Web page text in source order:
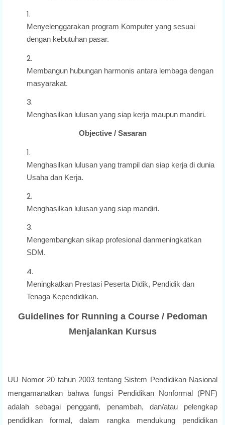
Menyelenggarakan program Komputer yang sesuai
dengan kebutuhan pasar.
Membangun hubungan harmonis antara lembaga dengan
masyarakat.
Menghasilkan lulusan yang siap kerja maupun mandiri.
Objective / Sasaran
Menghasilkan lulusan yang trampil dan siap kerja di dunia
Usaha dan Kerja.
Menghasilkan lulusan yang siap mandiri.
Mengembangkan sikap profesional danmeningkatkan
SDM.
Meningkatkan Prestasi Peserta Didik, Pendidik dan
Tenaga Kependidikan.
Guidelines for Running a Course / Pedoman
Menjalankan Kursus
UU Nomor 20 tahun 2003 tentang Sistem Pendidikan Nasional
mengamanatkan bahwa fungsi Pendidikan Nonformal (PNF)
adalah sebagai pengganti, penambah, dan/atau pelengkap
pendidikan formal, dalam rangka mendukung pendidikan